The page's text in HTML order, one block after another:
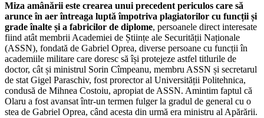
Miza amânării este crearea unui precedent periculos care să
arunce în aer întreaga luptă împotriva plagiatorilor cu funcții și
grade înalte și a fabricilor de diplome, persoanele direct interesate
fiind atât membrii Academiei de Științe ale Securității Naționale
(ASSN), fondată de Gabriel Oprea, diverse persoane cu funcții în
academiile militare care doresc să își protejeze astfel titlurile de
doctor, cât și ministrul Sorin Cîmpeanu, membru ASSN și secretarul
de stat Gigel Paraschiv, fost prorector al Universității Politehnica,
condusă de Mihnea Costoiu, apropiat de ASSN. Amintim faptul că
Olaru a fost avansat într-un termen fulger la gradul de general cu o
stea de Gabriel Oprea, când acesta din urmă era ministru al Apărării.